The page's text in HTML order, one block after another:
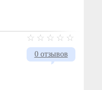
0 отзывов